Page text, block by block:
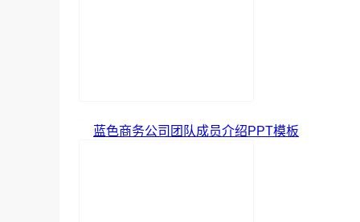
蓝色商务公司团队成员介绍PPT模板